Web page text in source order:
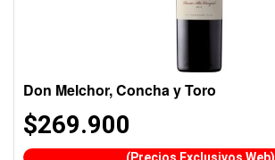
Don Melchor, Concha y Toro
$269.900